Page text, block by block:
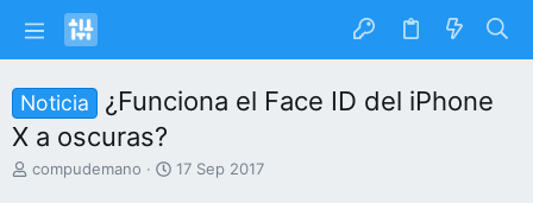
Noticia
¿Funciona el Face ID del iPhone
X a oscuras?
Icompudemano
F
17 Sep 2017